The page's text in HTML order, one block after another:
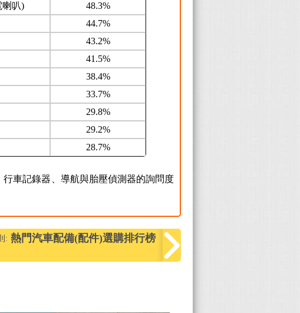
喇叭)
48.3%
44.7%
43.2%
41.5%
38.4%
33.7%
29.8%
29.2%
28.7%
行車記錄器、導航與胎壓偵測器的詢問度
: 熱門汽車配備(配件)選購排行榜